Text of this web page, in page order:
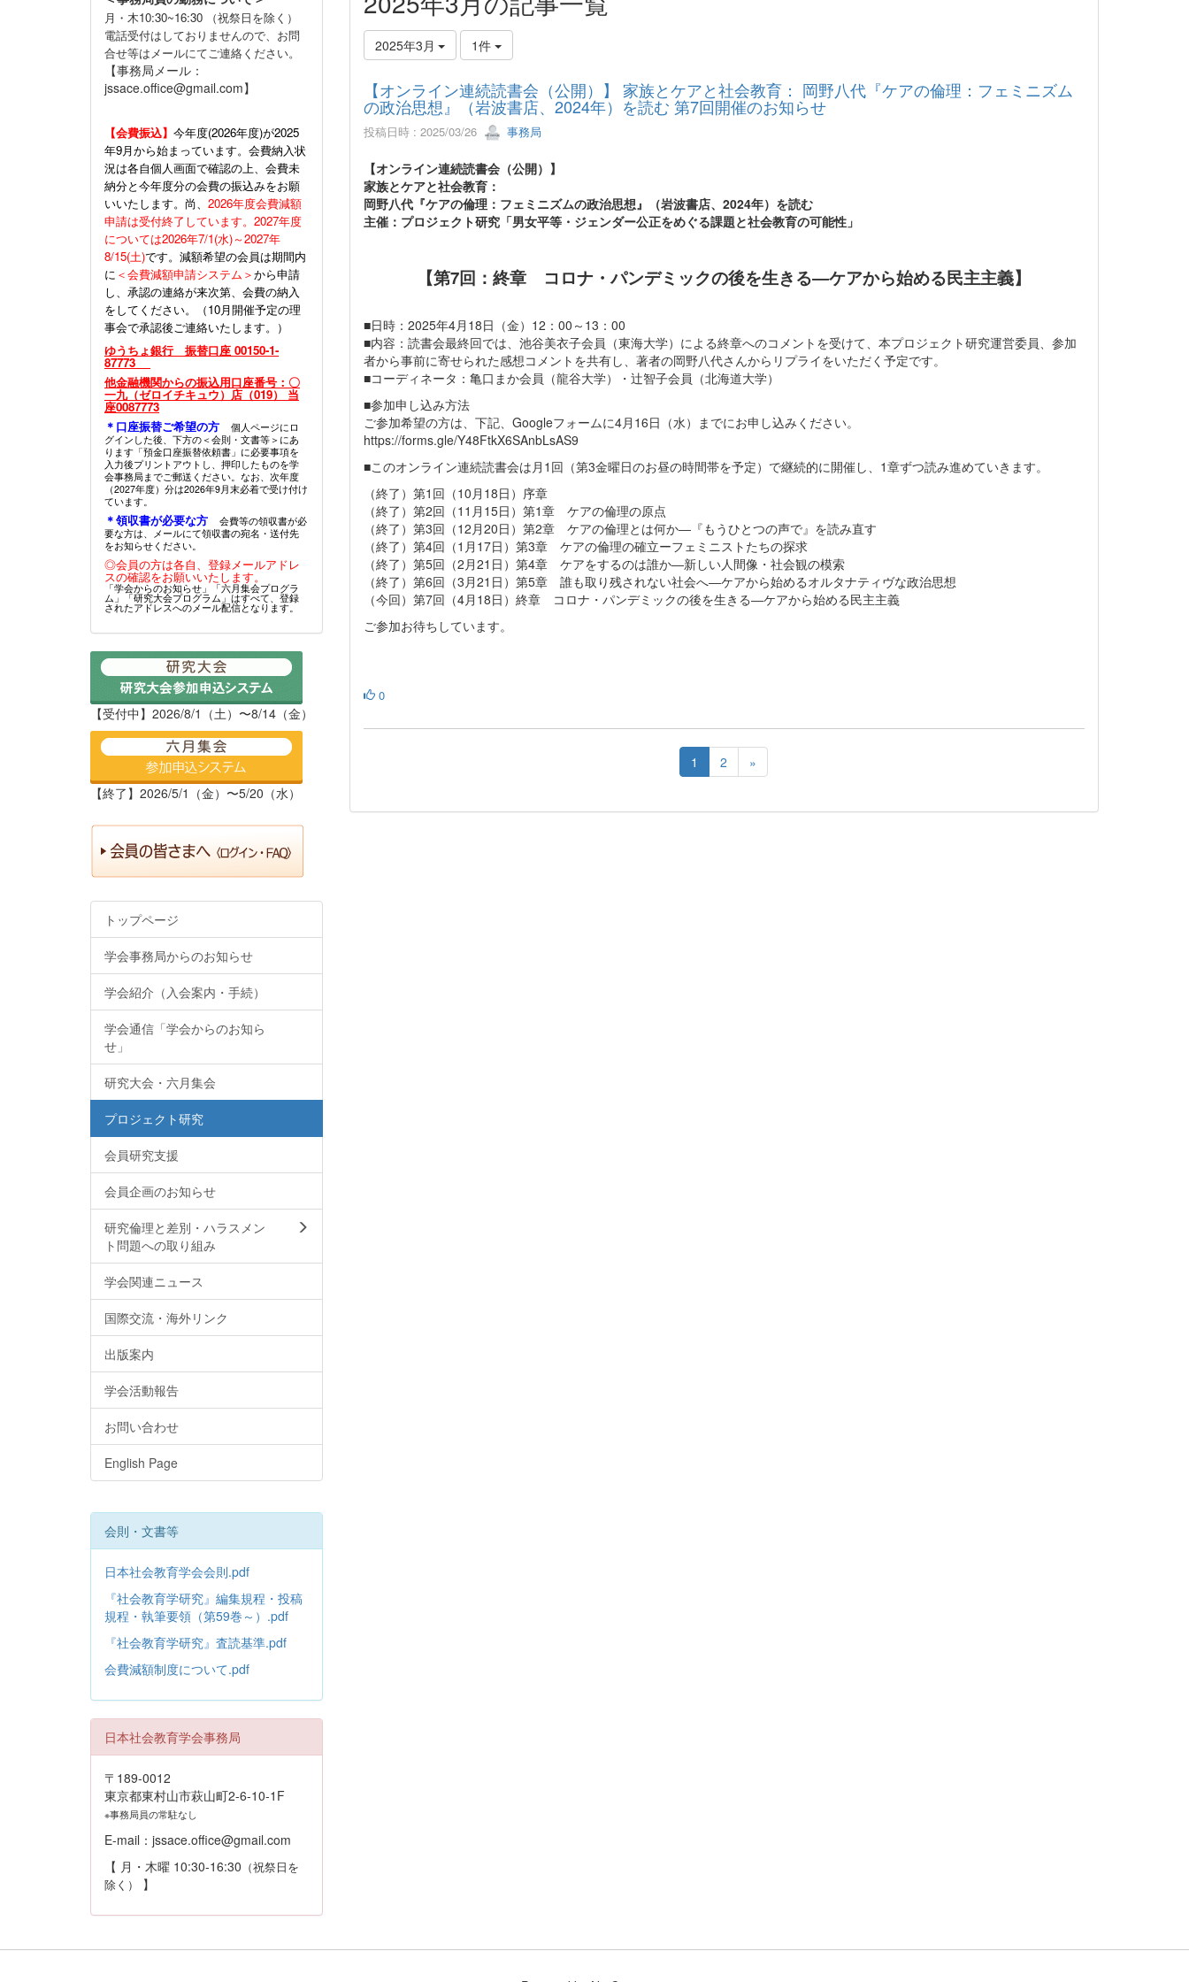
2025年3月 1件
【オンライン連続読書会（公開）】 家族とケアと社会教育： 岡野八代『ケアの倫理：フェミニズム
の政治思想』（岩波書店、2024年）を読む 第7回開催のお知らせ
投稿日時 : 2025/03/26 事務局
【オンライン連続読書会（公開）】
家族とケアと社会教育：
岡野八代『ケアの倫理：フェミニズムの政治思想』（岩波書店、2024年）を読む
主催：プロジェクト研究「男女平等・ジェンダー公正をめぐる課題と社会教育の可能性」
【第7回：終章 コロナ・パンデミックの後を生きる―ケアから始める民主主義】
■日時：2025年4月18日（金）12：00～13：00
■内容：読書会最終回では、池谷美衣子会員（東海大学）による終章へのコメントを受けて、本プロジェクト研究運営委員、参加
者から事前に寄せられた感想コメントを共有し、著者の岡野八代さんからリプライをいただく予定です。
■コーディネータ：亀口まか会員（龍谷大学）・辻智子会員（北海道大学）
■参加申し込み方法
ご参加希望の方は、下記、Googleフォームに4月16日（水）までにお申し込みください。
https://forms.gle/Y48FtkX6SAnbLsAS9
■このオンライン連続読書会は月1回（第3金曜日のお昼の時間帯を予定）で継続的に開催し、1章ずつ読み進めていきます。
（終了）第1回（10月18日）序章
（終了）第2回（11月15日）第1章 ケアの倫理の原点
（終了）第3回（12月20日）第2章 ケアの倫理とは何か―『もうひとつの声で』を読み直す
（終了）第4回（1月17日）第3章 ケアの倫理の確立ーフェミニストたちの探求
（終了）第5回（2月21日）第4章 ケアをするのは誰か―新しい人間像・社会観の模索
（終了）第6回（3月21日）第5章 誰も取り残されない社会へ―ケアから始めるオルタナティヴな政治思想
（今回）第7回（4月18日）終章 コロナ・パンデミックの後を生きる―ケアから始める民主主義
ご参加お待ちしています。
0
1 2 »
月・木10:30~16:30 （祝祭日を除く）
電話受付はしておりませんので、お問
合せ等はメールにてご連絡ください。
【事務局メール：
jssace.office@gmail.com】
【会費振込】 今年度(2026年度)が2025
年9月から始まっています。会費納入状
況は各自個人画面で確認の上、会費未
納分と今年度分の会費の振込みをお願
いいたします。尚、 2026年度会費減額
申請は受付終了しています。2027年度
については2026年7/1(水)～2027年
8/15(土)です。減額希望の会員は期間内
に ＜会費減額申請システム＞から申請
し、承認の連絡が来次第、会費の納入
をしてください。（10月開催予定の理
事会で承認後ご連絡いたします。）
ゆうちょ銀行 振替口座 00150-1-
87773
他金融機関からの振込用口座番号：〇
一九（ゼロイチキュウ）店（019） 当
座0087773
＊口座振替ご希望の方
個人ページにロ
グインした後、下方の＜会則・文書等＞にあ
ります「預金口座振替依頼書」に必要事項を
入力後プリントアウトし、押印したものを学
会事務局までご郵送ください。なお、次年度
（2027年度）分は2026年9月末必着で受け付け
ています。
＊領収書が必要な方
会費等の領収書が必
要な方は、メールにて領収書の宛名・送付先
をお知らせください。
◎会員の方は各自、登録メールアドレ
スの確認をお願いいたします。
「学会からのお知らせ」「六月集会プログラ
ム」「研究大会プログラム」はすべて、登録
されたアドレスへのメール配信となります。
【受付中】2026/8/1（土）〜8/14（金）
【終了】2026/5/1（金）〜5/20（水）
トップページ
学会事務局からのお知らせ
学会紹介（入会案内・手続）
学会通信「学会からのお知ら
せ」
研究大会・六月集会
プロジェクト研究
会員研究支援
会員企画のお知らせ
研究倫理と差別・ハラスメン
ト問題への取り組み
学会関連ニュース
国際交流・海外リンク
出版案内
学会活動報告
お問い合わせ
English Page
会則・文書等
日本社会教育学会会則.pdf
『社会教育学研究』編集規程・投稿
規程・執筆要領（第59巻～）.pdf
『社会教育学研究』査読基準.pdf
会費減額制度について.pdf
日本社会教育学会事務局
〒189-0012
東京都東村山市萩山町2-6-10-1F
※事務局員の常駐なし
E-mail：jssace.office@gmail.com
【 月・木曜 10:30-16:30 （祝祭日を
除く）
】